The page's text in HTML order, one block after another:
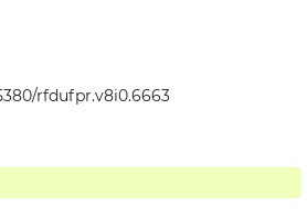
rfdufpr.v8i0.6663